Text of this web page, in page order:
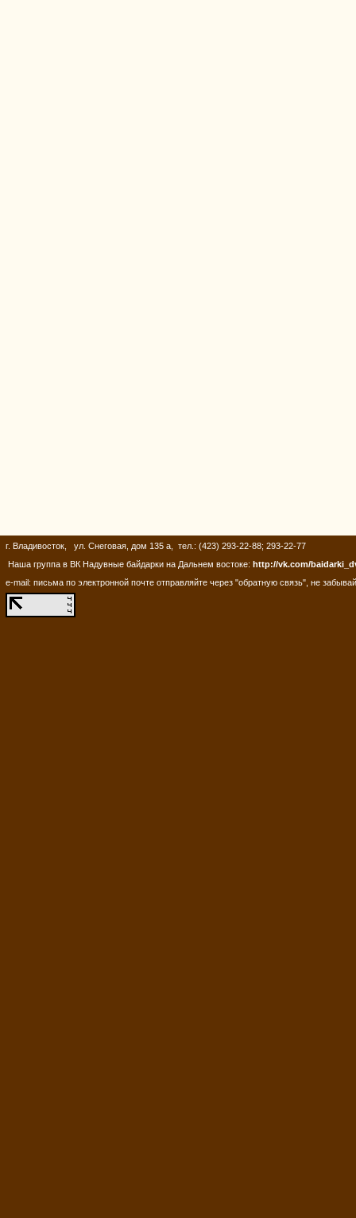
г. Владивосток, ул. Снеговая, дом 135 а, тел.: (423) 293-22-88; 293-22-77
Наша группа в ВК Надувные байдарки на Дальнем востоке: http://vk.com/
e-mail: письма по электронной почте отправляйте через "обратную связь", не